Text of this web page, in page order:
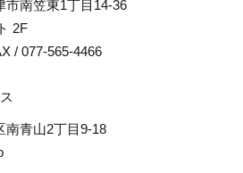
南笠東1丁目14-36
2F
/ 077-565-4466
青山2丁目9-18